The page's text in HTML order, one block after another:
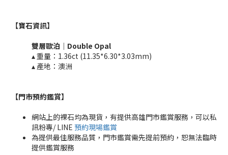
【寶石資訊】
雙層歐泊｜Double Opal
▴ 重量： 1.36ct (11.35*6.30*3.03mm)
▴ 產地：澳洲
【門市預約鑑賞】
網站上的裸石均為現貨，有提供高雄門市鑑賞服務，可以私
訊粉專/ LINE 預約現場鑑賞
為提供最佳服務品質，門市鑑賞需先提前預約，恕無法臨時
提供鑑賞服務